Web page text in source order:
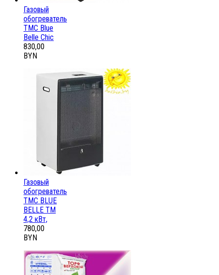
Газовый
обогреватель
ТМС Blue
Belle Chic
830,00
BYN
Газовый
обогреватель
ТМС BLUE
BELLE ТМ
4,2 кВт,
780,00
BYN